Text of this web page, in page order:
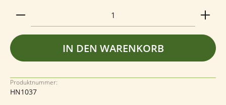
Produkt Anzahl: Gib den gewünschten Wert ein
IN DEN WARENKORB
Produktnummer:
HN1037